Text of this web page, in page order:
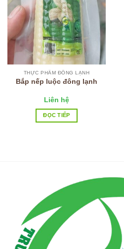
THỰC PHẨM ĐÔNG LẠNH
Bắp nếp luộc đông lạnh
Liên hệ
ĐỌC TIẾP